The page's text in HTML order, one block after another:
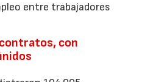
entre trabajadores
con